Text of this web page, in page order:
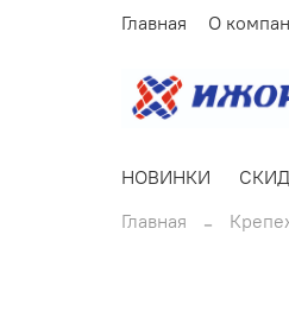
Главная О
НОВИНКИ
Главная